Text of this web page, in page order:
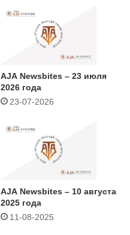
AJA Newsbites – 23 июля
2026 года
23-07-2026
AJA Newsbites – 10 августа
2025 года
11-08-2025